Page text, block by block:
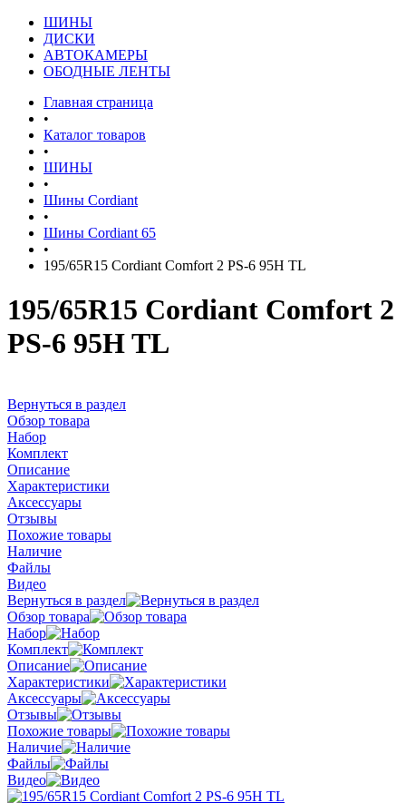
ШИНЫ
ДИСКИ
АВТОКАМЕРЫ
ОБОДНЫЕ ЛЕНТЫ
Главная страница
•
Каталог товаров
•
ШИНЫ
•
Шины Cordiant
•
Шины Cordiant 65
•
195/65R15 Cordiant Comfort 2 PS-6 95H TL
195/65R15 Cordiant Comfort 2
PS-6 95H TL
Вернуться в раздел
Обзор товара
Набор
Комплект
Описание
Характеристики
Аксессуары
Отзывы
Похожие товары
Наличие
Файлы
Видео
Вернуться в раздел
Обзор товара
Набор
Комплект
Описание
Характеристики
Аксессуары
Отзывы
Похожие товары
Наличие
Файлы
Видео